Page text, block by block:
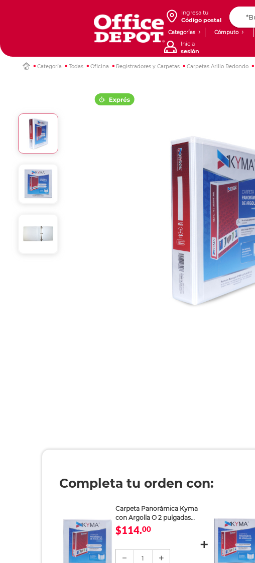
Ingresa tu
Código postal
Categorías Cómputo
Inicia
sesión
Categoría Todas Oficina Registradores y Carpetas Carpetas Arillo Redondo
Completa tu orden con:
Carpeta Panorámica Kyma
con Argolla O 2 pulgadas
Blanco Mate
$114.00
1